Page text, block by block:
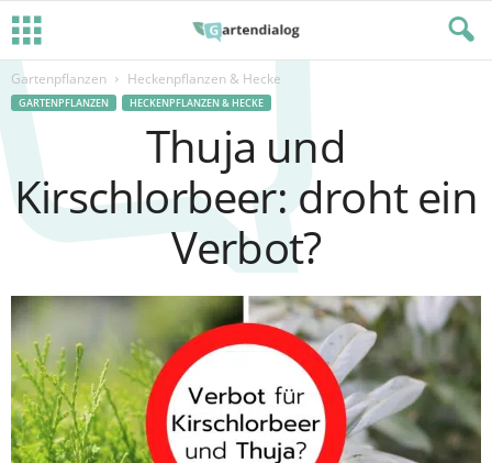
Gartenpflanzen Heckenpflanzen & Hecke
GARTENPFLANZEN HECKENPFLANZEN & HECKE
Thuja und
Kirschlorbeer: droht ein
Verbot?